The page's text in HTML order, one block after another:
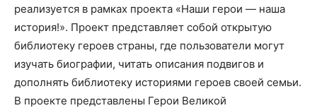
реализуется в рамках проекта «Наши герои — наша
история!». Проект представляет собой открытую
библиотеку героев страны, где пользователи могут
изучать биографии, читать описания подвигов и
дополнять библиотеку историями героев своей семьи.
В проекте представлены Герои Великой